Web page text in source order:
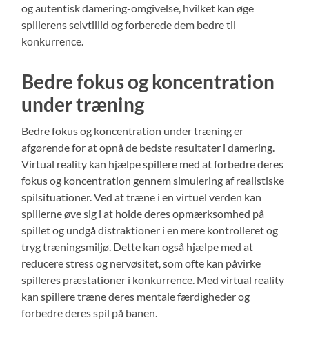
og autentisk damering-omgivelse, hvilket kan øge
spillerens selvtillid og forberede dem bedre til
konkurrence.
Bedre fokus og koncentration
under træning
Bedre fokus og koncentration under træning er
afgørende for at opnå de bedste resultater i damering.
Virtual reality kan hjælpe spillere med at forbedre deres
fokus og koncentration gennem simulering af realistiske
spilsituationer. Ved at træne i en virtuel verden kan
spillerne øve sig i at holde deres opmærksomhed på
spillet og undgå distraktioner i en mere kontrolleret og
tryg træningsmiljø. Dette kan også hjælpe med at
reducere stress og nervøsitet, som ofte kan påvirke
spilleres præstationer i konkurrence. Med virtual reality
kan spillere træne deres mentale færdigheder og
forbedre deres spil på banen.